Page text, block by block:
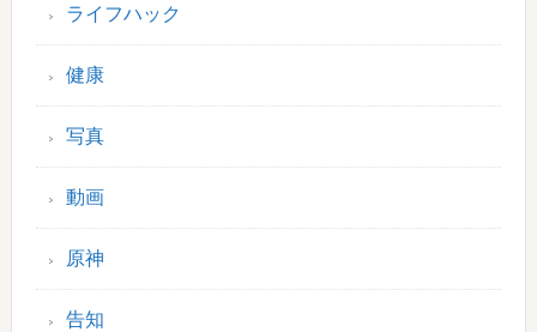
ライフハック
健康
写真
動画
原神
告知